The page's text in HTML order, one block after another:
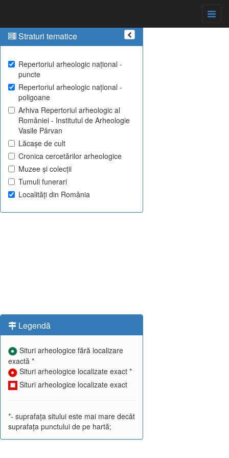
Straturi tematice
Repertoriul arheologic național -
puncte
Repertoriul arheologic național -
poligoane
Arhiva Repertoriul arheologic al
României - Institutul de Arheologie
Vasile Pârvan
Lăcașe de cult
Cronica cercetărilor arheologice
Muzee și colecții
Tumuli funerari
Localități din România
Legendă
Situri arheologice fără localizare
exactă *
Situri arheologice localizate exact *
Situri arheologice localizate exact
*- suprafața sitului este mai mare decât
suprafața punctului de pe hartă;